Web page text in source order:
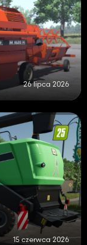
26 lipca 2026
15 czerwca 2026